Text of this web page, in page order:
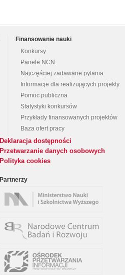
Finansowanie nauki
Konkursy
Panele NCN
Najczęściej zadawane pytania
Informacje dla realizujących projekty
Pomoc publiczna
Statystyki konkursów
Przykłady finansowanych projektów
Baza ofert pracy
Deklaracja dostępności
Przetwarzanie danych osobowych
Polityka cookies
Partnerzy